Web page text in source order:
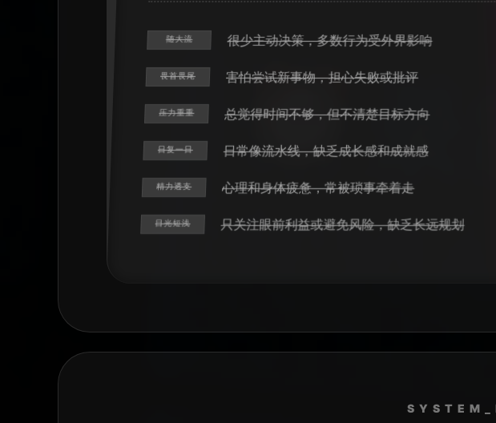
随大流 很少主动决策，多数行为受外界影响
畏首畏尾 害怕尝试新事物，担心失败或批评
压力重重 总觉得时间不够，但不清楚目标方向
日复一日 日常像流水线，缺乏成长感和成就感
精力透支 心理和身体疲惫，常被琐事牵着走
目光短浅 只关注眼前利益或避免风险，缺乏长远规划